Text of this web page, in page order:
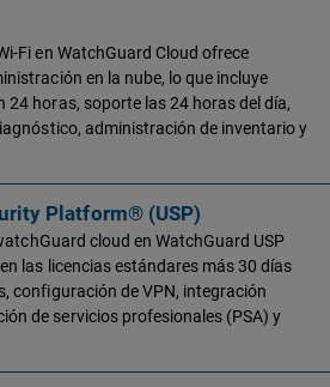
Fi en WatchGuard Cloud ofrece
en la nube, lo que incluye
24 horas, soporte las 24 horas del día,
administración de inventario y
Platform® (USP)
cloud en WatchGuard USP
las licencias estándares más 30 días
configuración de VPN, integración
de servicios profesionales (PSA) y